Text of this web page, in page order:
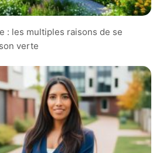
: les multiples raisons de se
verte